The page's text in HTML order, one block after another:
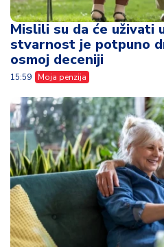
Mislili su da će uživati
stvarnost je potpuno
osmoj deceniji
15:59 Moja penzija